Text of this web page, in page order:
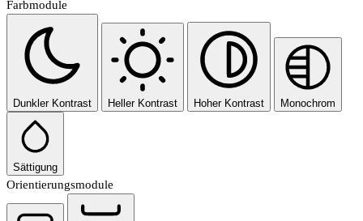
Farbmodule
Dunkler Kontrast Heller Kontrast Hoher Kontrast Monochrom
Sättigung
Orientierungsmodule